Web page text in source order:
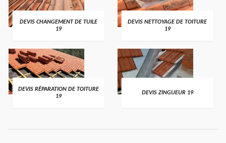
DEVIS CHANGEMENT DE TUILE
19
DEVIS NETTOYAGE DE TOITURE
19
DEVIS RÉPARATION DE TOITURE
19
DEVIS ZINGUEUR 19